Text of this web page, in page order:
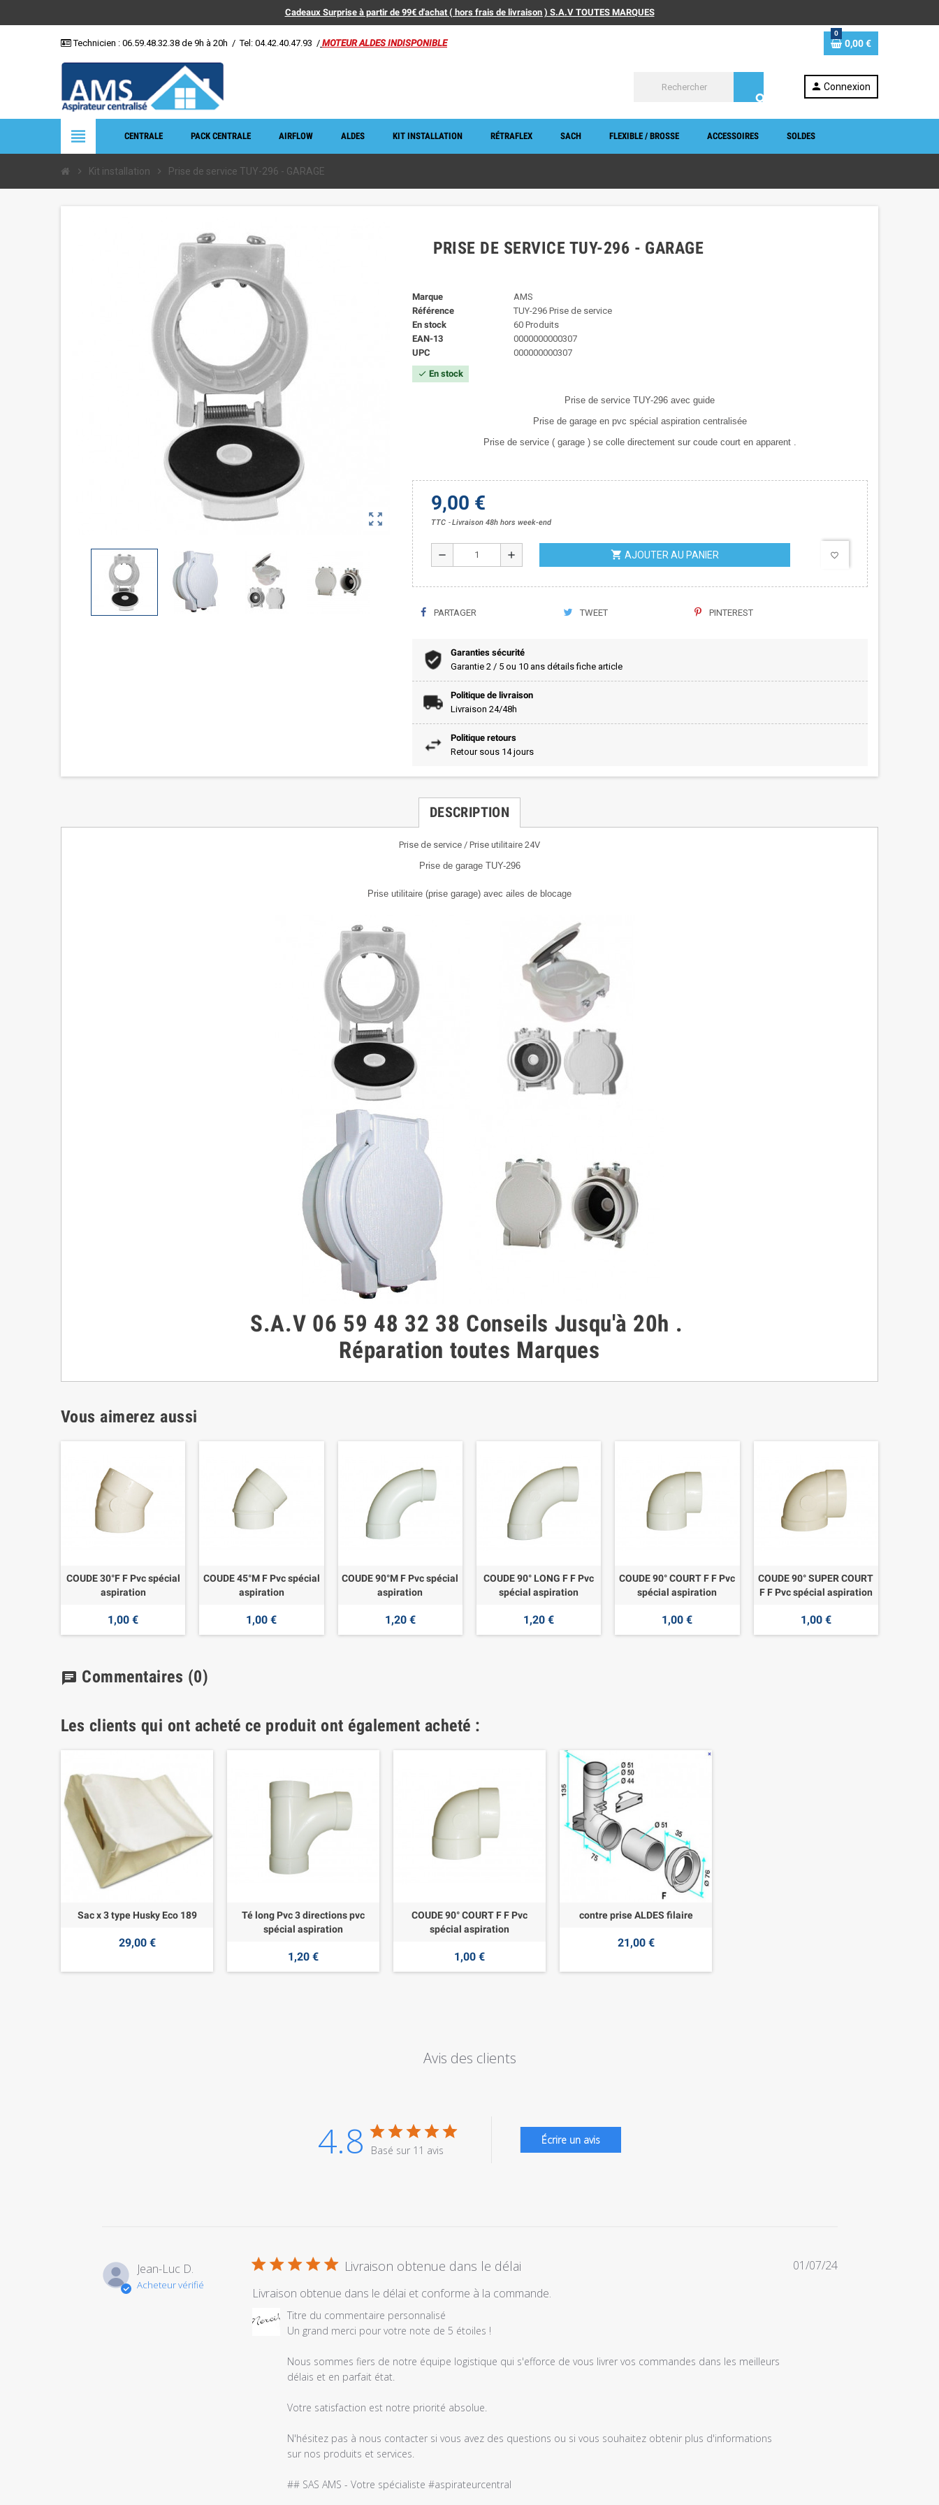
Cadeaux Surprise à partir de 99€ d'achat ( hors frais de livraison ) S.A.V TOUTES MARQUES
Technicien : 06.59.48.32.38 de 9h à 20h / Tel: 04.42.40.47.93 / MOTEUR ALDES INDISPONIBLE
0
0,00 €
search
person Connexion
view_headline CENTRALE PACK CENTRALE AIRFLOW ALDES KIT INSTALLATION RÉTRAFLEX SACH FLEXIBLE / BROSSE ACCESSOIRES SOLDES
chevron_right Kit installation chevron_right Prise de service TUY-296 - GARAGE
zoom_out_map
PRISE DE SERVICE TUY-296 - GARAGE
Marque
AMS
Référence
TUY-296 Prise de service
En stock
60 Produits
EAN-13
0000000000307
UPC
000000000307
check En stock
Prise de service TUY-296 avec guide
Prise de garage en pvc spécial aspiration centralisée
Prise de service ( garage ) se colle directement sur coude court en apparent .
9,00 €
TTC Livraison 48h hors week-end
remove add shopping_cart AJOUTER AU PANIER favorite_border
PARTAGER TWEET PINTEREST
Garanties sécurité
Garantie 2 / 5 ou 10 ans détails fiche article
Politique de livraison
Livraison 24/48h
Politique retours
Retour sous 14 jours
DESCRIPTION
Prise de service / Prise utilitaire 24V
Prise de garage TUY-296
Prise utilitaire (prise garage) avec ailes de blocage
S.A.V 06 59 48 32 38 Conseils Jusqu'à 20h .
Réparation toutes Marques
Vous aimerez aussi
COUDE 30°F F Pvc spécial
aspiration
1,00 €
COUDE 45°M F Pvc spécial
aspiration
1,00 €
COUDE 90°M F Pvc spécial
aspiration
1,20 €
COUDE 90° LONG F F Pvc
spécial aspiration
1,20 €
COUDE 90° COURT F F Pvc
spécial aspiration
1,00 €
COUDE 90° SUPER COURT
F F Pvc spécial aspiration
1,00 €
chat Commentaires (0)
Les clients qui ont acheté ce produit ont également acheté :
Sac x 3 type Husky Eco 189
29,00 €
Té long Pvc 3 directions pvc
spécial aspiration
1,20 €
COUDE 90° COURT F F Pvc
spécial aspiration
1,00 €
contre prise ALDES filaire
21,00 €
Avis des clients
4.8 Basé sur 11 avis
Écrire un avis
Jean-Luc D.
Acheteur vérifié
Livraison obtenue dans le délai
Livraison obtenue dans le délai et conforme à la commande.
Commentaires
du
magasin
l'examen
personnalisé
Titre du commentaire personnalisé
Un grand merci pour votre note de 5 étoiles !
Nous sommes fiers de notre équipe logistique qui s'efforce de vous livrer vos commandes dans les meilleurs
délais et en parfait état.
Votre satisfaction est notre priorité absolue.
N'hésitez pas à nous contacter si vous avez des questions ou si vous souhaitez obtenir plus d'informations
sur nos produits et services.
## SAS AMS - Votre spécialiste #aspirateurcentral
Date
01/07/24